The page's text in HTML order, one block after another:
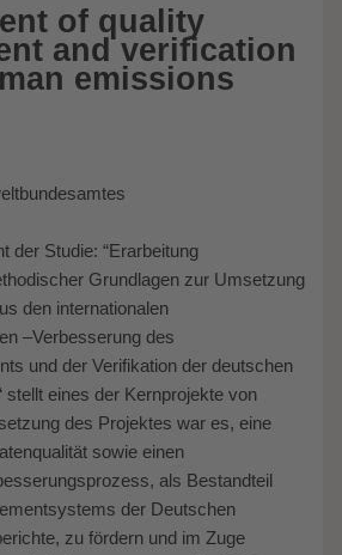
of quality
and verification
emissions
der Studie: “Erarbeitung
Grundlagen zur Umsetzung
den internationalen
–Verbesserung des
und der Verifikation der deutschen
stellt eines der Kernprojekte von
des Projektes war es, eine
sowie einen
als Bestandteil
der Deutschen
zu fördern und im Zuge